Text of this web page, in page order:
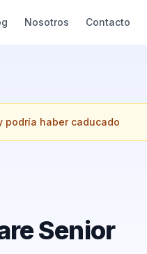
Nosotros Contacto
podría haber caducado
Senior